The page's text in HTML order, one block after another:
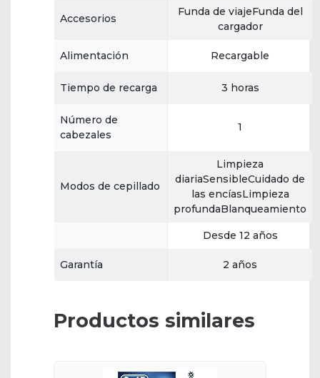
Accesorios
Funda de viajeFunda del
cargador
Alimentación Recargable
Tiempo de recarga 3 horas
Número de
cabezales
1
Modos de cepillado
Limpieza
diariaSensibleCuidado de
las encíasLimpieza
profundaBlanqueamiento
Desde 12 años
Garantía 2 años
Productos similares